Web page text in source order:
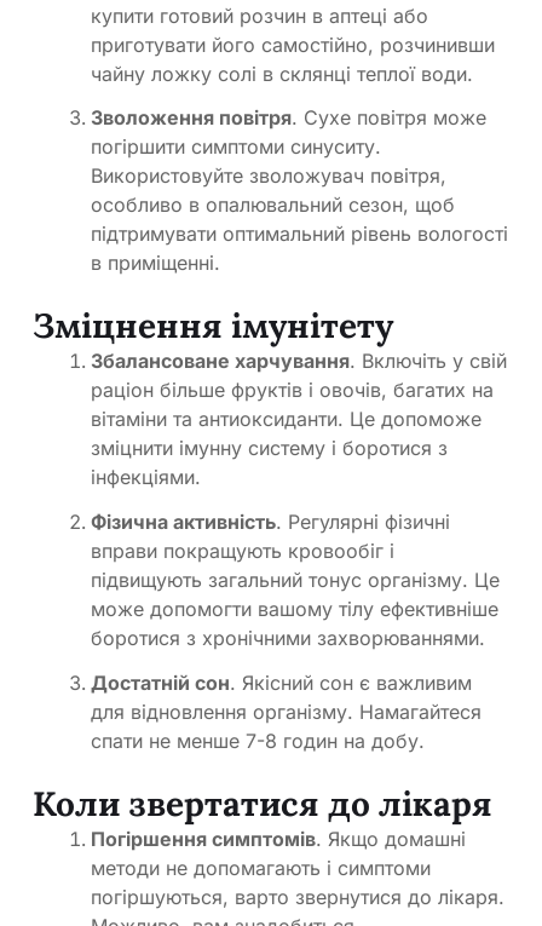
купити готовий розчин в аптеці або
приготувати його самостійно, розчинивши
чайну ложку солі в склянці теплої води.
Зволоження повітря. Сухе повітря може
погіршити симптоми синуситу.
Використовуйте зволожувач повітря,
особливо в опалювальний сезон, щоб
підтримувати оптимальний рівень вологості
в приміщенні.
Зміцнення імунітету
Збалансоване харчування. Включіть у свій
раціон більше фруктів і овочів, багатих на
вітаміни та антиоксиданти. Це допоможе
зміцнити імунну систему і боротися з
інфекціями.
Фізична активність. Регулярні фізичні
вправи покращують кровообіг і
підвищують загальний тонус організму. Це
може допомогти вашому тілу ефективніше
боротися з хронічними захворюваннями.
Достатній сон. Якісний сон є важливим
для відновлення організму. Намагайтеся
спати не менше 7-8 годин на добу.
Коли звертатися до лікаря
Погіршення симптомів. Якщо домашні
методи не допомагають і симптоми
погіршуються, варто звернутися до лікаря.